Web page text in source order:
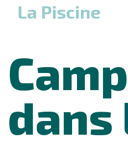
La Piscine
dans